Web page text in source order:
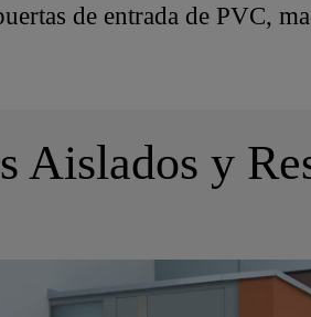
de entrada de PVC,
Aislados y